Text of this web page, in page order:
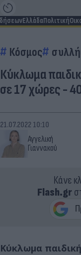
ΕλλάδαΠολιτική
Κόσμος
Κύκλωμα
σε 17 χώρες -
Αγγελική
Γιαννακού
21.07.2022 10:10
Κάνε
Flash.gr
Κύκλωμα